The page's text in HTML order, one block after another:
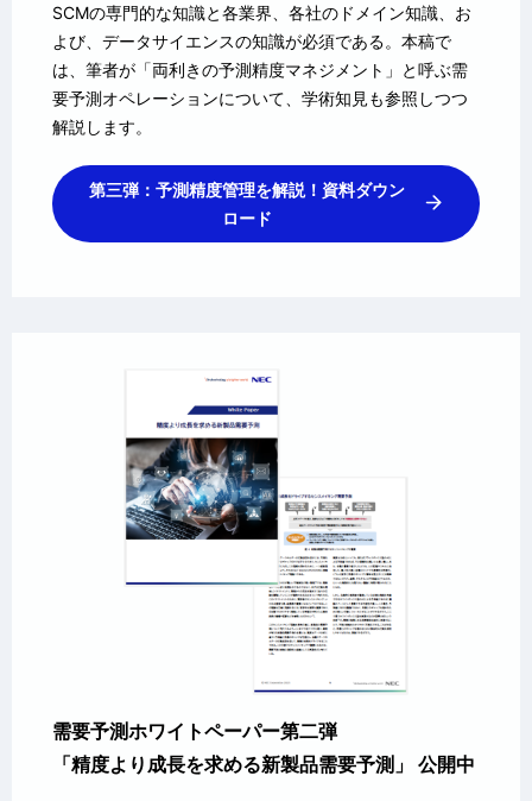
SCMの専門的な知識と各業界、各社のドメイン知識、お
よび、データサイエンスの知識が必須である。本稿で
は、筆者が「両利きの予測精度マネジメント」と呼ぶ需
要予測オペレーションについて、学術知見も参照しつつ
解説します。
第三弾：予測精度管理を解説！資料ダウン
ロード
需要予測ホワイトペーパー第二弾
「精度より成長を求める新製品需要予測」 公開中